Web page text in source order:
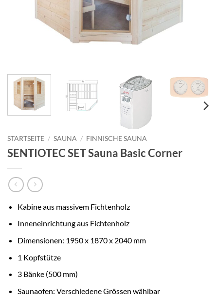
STARTSEITE / SAUNA / FINNISCHE SAUNA
SENTIOTEC SET Sauna Basic Corner
Kabine aus massivem Fichtenholz
Inneneinrichtung aus Fichtenholz
Dimensionen: 1950 x 1870 x 2040 mm
1 Kopfstütze
3 Bänke (500 mm)
Saunaofen: Verschiedene Grössen wählbar